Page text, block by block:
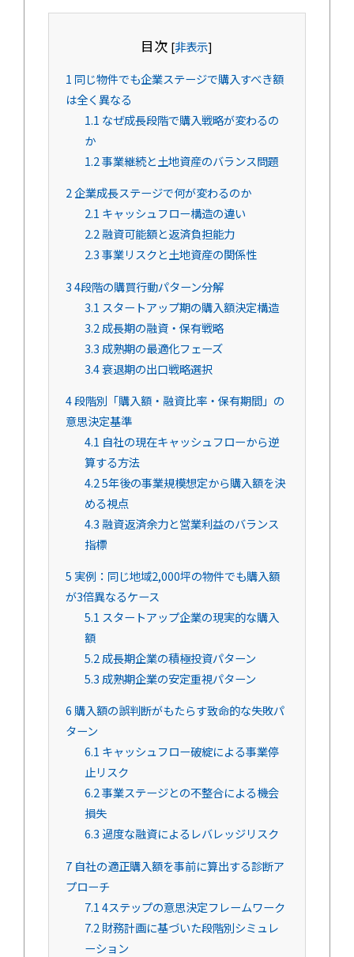
目次 [非表示]
1 同じ物件でも企業ステージで購入すべき額
は全く異なる
1.1 なぜ成長段階で購入戦略が変わるの
か
1.2事業継続と土地資産のバランス問題
2企業成長ステージで何が変わるのか
2.1 キャッシュフロー構造の違い
2.2融資可能額と返済負担能力
2.3事業リスクと土地資産の関係性
34段階の購買行動パターン分解
3.1 スタートアップ期の購入額決定構造
3.2成長期の融資・保有戦略
3.3 成熟期の最適化フェーズ
3.4衰退期の出口戦略選択
4段階別「購入額・融資比率・保有期間」の
意思決定基準
4.1 自社の現在キャッシュフローから逆
算する方法
4.25年後の事業規模想定から購入額を決
める視点
4.3 融資返済余力と営業利益のバランス
指標
5 実例：同じ地域2,000坪の物件でも購入額
が3倍異なるケース
5.1 スタートアップ企業の現実的な購入
額
5.2成長期企業の積極投資パターン
5.3 成熟期企業の安定重視パターン
6 購入額の誤判断がもたらす致命的な失敗パ
ターン
6.1 キャッシュフロー破綻による事業停
止リスク
6.2事業ステージとの不整合による機会
損失
6.3 過度な融資によるレバレッジリスク
7 自社の適正購入額を事前に算出する診断ア
プローチ
7.14ステップの意思決定フレームワーク
7.2財務計画に基づいた段階別シミュレ
ーション